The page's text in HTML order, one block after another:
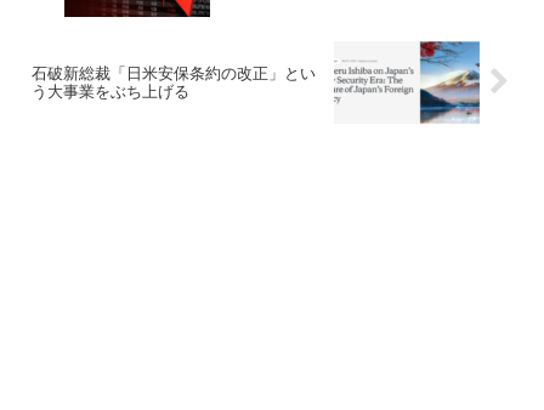
石破新総裁「日米安保条約の改正」とい
う大事業をぶち上げる